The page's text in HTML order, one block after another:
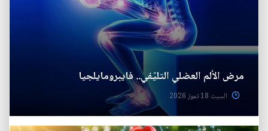
مرض الألم العضلي التليّفي.. فايبرومايلجيا
السبت 18 تموز 2026